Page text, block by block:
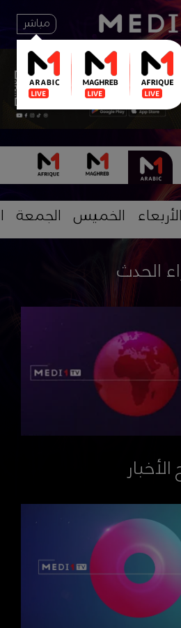
مباشر
الأربعاء الخميس الجمعة
الحدث